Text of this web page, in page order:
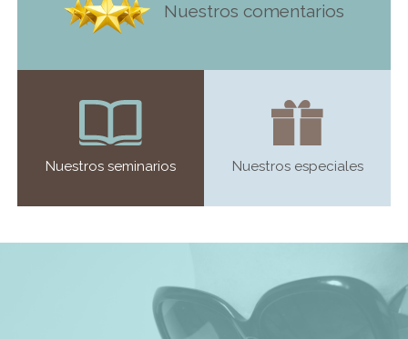
Nuestros comentarios
Nuestros seminarios Nuestros especiales